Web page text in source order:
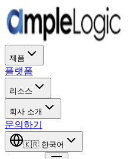
제품
플랫폼
리소스
회사 소개
문의하기
🇰🇷 한국어